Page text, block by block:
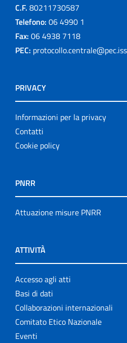
C.F. 80211730587
Telefono: 06 4990 1
Fax: 06 4938 7118
PEC:
PRIVACY
Informazioni per la privacy
Contatti
Cookie policy
PNRR
Attuazione misure PNRR
ATTIVITÀ
Accesso agli atti
Basi di dati
Collaborazioni internazionali
Comitato Etico Nazionale
Eventi